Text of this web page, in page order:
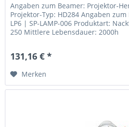
Angaben zum Beamer: Projektor-
Projektor-Typ: HD284 Angaben
LP6 | SP-LAMP-006 Produktart:
250 Mittlere Lebensdauer: 2000h
131,16 € *
Merken